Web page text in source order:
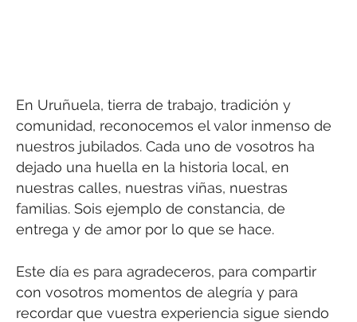
En Uruñuela, tierra de trabajo, tradición y
comunidad, reconocemos el valor inmenso de
nuestros jubilados. Cada uno de vosotros ha
dejado una huella en la historia local, en
nuestras calles, nuestras viñas, nuestras
familias. Sois ejemplo de constancia, de
entrega y de amor por lo que se hace.
Este día es para agradeceros, para compartir
con vosotros momentos de alegría y para
recordar que vuestra experiencia sigue siendo